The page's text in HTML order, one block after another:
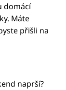
domácí
Máte
přišli na
naprší?